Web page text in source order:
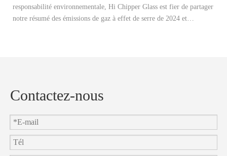
responsabilité environnementale, Hi Chipper Glass est fier de partager
notre résumé des émissions de gaz à effet de serre de 2024 et
Contactez-nous